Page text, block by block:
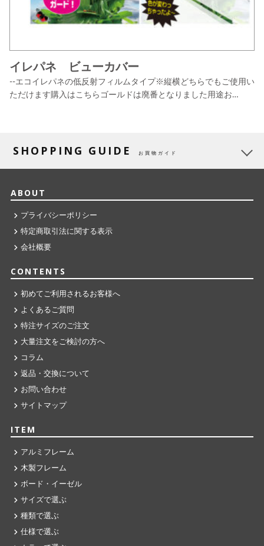
イレパネ ビューカバー
--エコイレパネの低反射フィルムタイプ※縦横どちらでもご使用い
ただけます購入はこちらゴールドは廃番となりました用途お…
SHOPPING GUIDE お買物ガイド
ABOUT
プライバシーポリシー
特定商取引法に関する表示
会社概要
CONTENTS
初めてご利用されるお客様へ
よくあるご質問
特注サイズのご注文
大量注文をご検討の方へ
コラム
返品・交換について
お問い合わせ
サイトマップ
ITEM
アルミフレーム
木製フレーム
ボード・イーゼル
サイズで選ぶ
種類で選ぶ
仕様で選ぶ